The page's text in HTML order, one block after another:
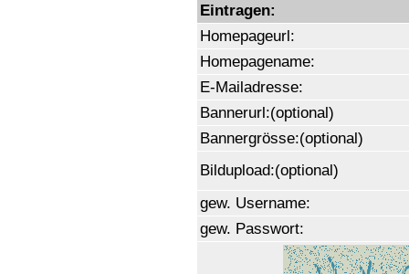
Eintragen:
Homepageurl:
Homepagename:
E-Mailadresse:
Bannerurl:(optional)
Bannergrösse:(optional)
Bildupload:(optional)
gew. Username:
gew. Passwort: